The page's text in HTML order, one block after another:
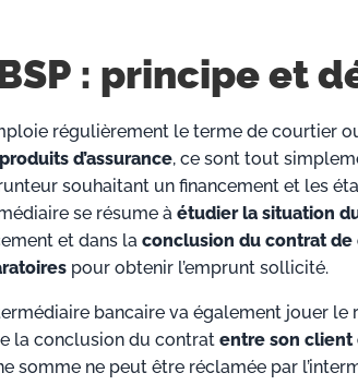
: principe et
régulièrement le terme de courtier
produits d’assurance, ce sont tout
souhaitant un financement et les
se résume à étudier la situation
et dans la conclusion du contrat de
pour obtenir l’emprunt sollicité.
bancaire va également jouer
la conclusion du contrat entre son client
somme ne peut être réclamée par